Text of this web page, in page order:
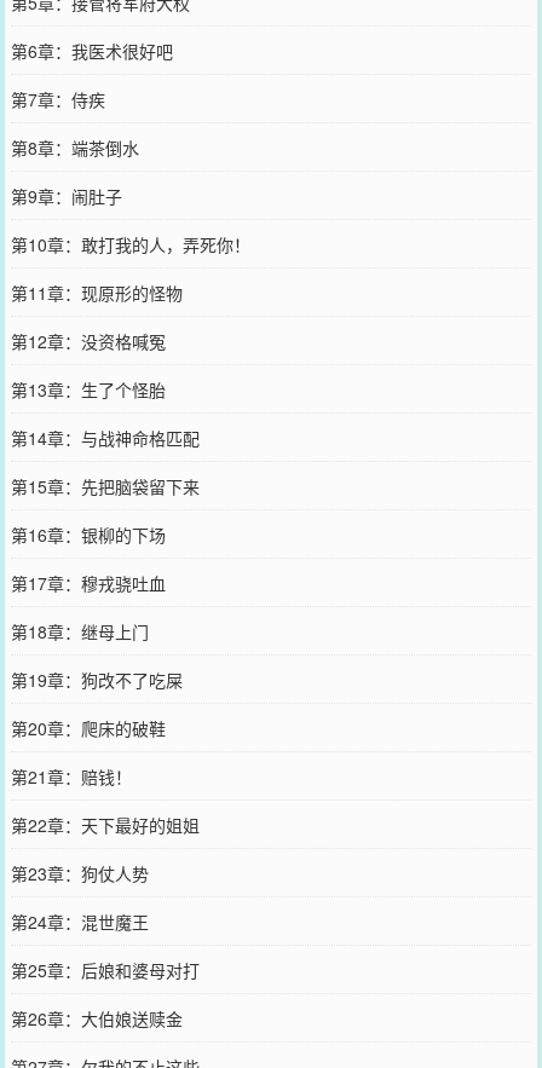
第6章：我医术很好吧
第7章：侍疾
第8章：端茶倒水
第9章：闹肚子
第10章：敢打我的人，弄死你！
第11章：现原形的怪物
第12章：没资格喊冤
第13章：生了个怪胎
第14章：与战神命格匹配
第15章：先把脑袋留下来
第16章：银柳的下场
第17章：穆戎骁吐血
第18章：继母上门
第19章：狗改不了吃屎
第20章：爬床的破鞋
第21章：赔钱！
第22章：天下最好的姐姐
第23章：狗仗人势
第24章：混世魔王
第25章：后娘和婆母对打
第26章：大伯娘送赎金